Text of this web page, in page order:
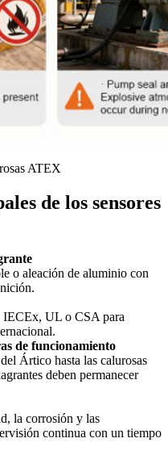
ATEX
de los sensores
o aleación de aluminio con
UL o CSA para
de funcionamiento
Ártico hasta las calurosas
deben permanecer
la corrosión y las
continua con un tiempo